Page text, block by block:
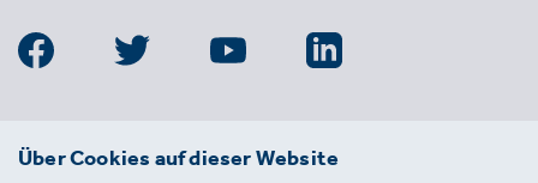
BDE
Über Cookies auf dieser Website